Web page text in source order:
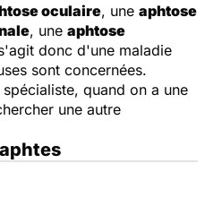
oculaire, une aphtose
, une aphtose
donc d'une maladie
sont concernées.
quand on a une
une autre